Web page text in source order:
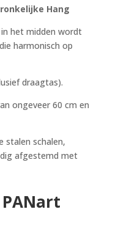
Hang
het midden wordt
harmonisch op
draagtas).
ongeveer 60 cm en
stalen schalen,
afgestemd met